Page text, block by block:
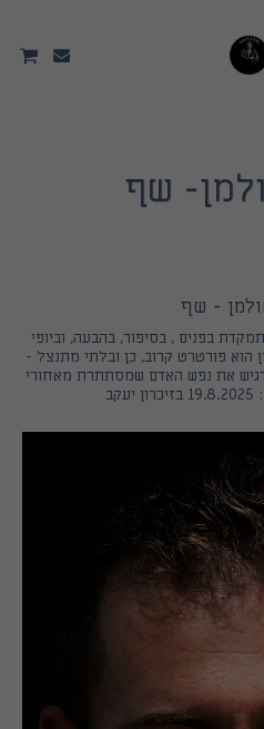
שף
- שף
בפנים , בסיפור, בהבעה, וביופי
הוא פורטרט קרוב, כן ובלתי מתנצל -
את נפש האדם שמסתתרת מאחורי